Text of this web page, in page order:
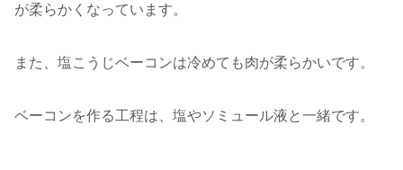
が柔らかくなっています。
また、塩こうじベーコンは冷めても肉が柔らかいです。
ベーコンを作る工程は、塩やソミュール液と一緒です。